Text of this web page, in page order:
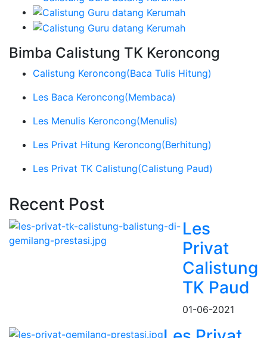
Bimba Calistung TK Keroncong
Calistung Keroncong(Baca Tulis Hitung)
Les Baca Keroncong(Membaca)
Les Menulis Keroncong(Menulis)
Les Privat Hitung Keroncong(Berhitung)
Les Privat TK Calistung(Calistung Paud)
Recent Post
Les
Privat
Calistung
TK Paud
01-06-2021